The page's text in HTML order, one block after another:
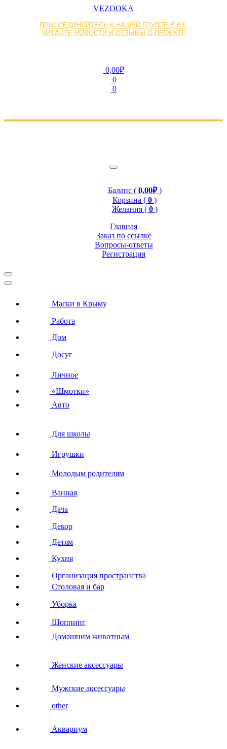
VEZOOKA
ПРИСОЕДИНЯЙТЕСЬ К НАШЕЙ ГРУППЕ В ВК,
ЧИТАЙТЕ НОВОСТИ И ОТЗЫВЫ О ПРОЕКТЕ
0,00₽
0
0
Баланс ( 0,00₽)
Корзина ( 0 )
Желания ( 0 )
Главная
Заказ по ссылке
Вопросы-ответы
Регистрация
Маски в Крыму
Работа
Дом
Досуг
Личное
«Шмотки»
Авто
Для школы
Игрушки
Молодым родителям
Ванная
Дача
Декор
Детям
Кухня
Организация пространства
Столовая и бар
Уборка
Шоппинг
Домашним животным
Женские аксессуары
Мужские аксессуары
other
Аквариум